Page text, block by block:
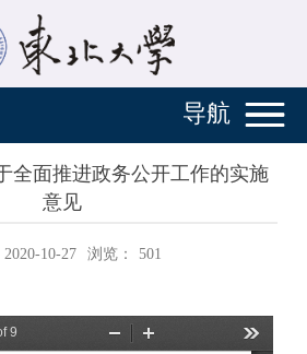
导航
全面推进政务公开工作的实施
意见
10-27 浏览： 501